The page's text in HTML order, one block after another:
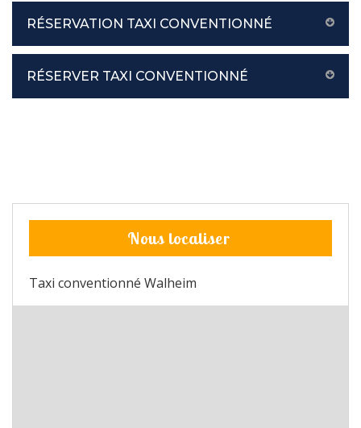
RÉSERVATION TAXI CONVENTIONNÉ
RÉSERVER TAXI CONVENTIONNÉ
Nous localiser
Taxi conventionné Walheim